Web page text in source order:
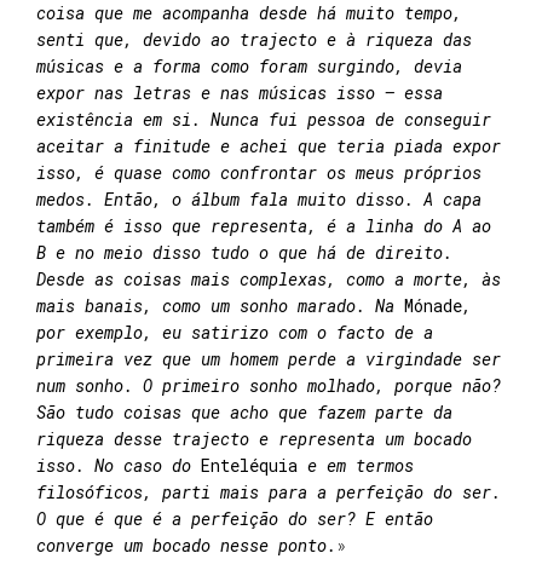
coisa que me acompanha desde há muito tempo,
senti que, devido ao trajecto e à riqueza das
músicas e a forma como foram surgindo, devia
expor nas letras e nas músicas isso – essa
existência em si. Nunca fui pessoa de conseguir
aceitar a finitude e achei que teria piada expor
isso, é quase como confrontar os meus próprios
medos. Então, o álbum fala muito disso. A capa
também é isso que representa, é a linha do A ao
B e no meio disso tudo o que há de direito.
Desde as coisas mais complexas, como a morte, às
mais banais, como um sonho marado. Na Mónade,
por exemplo, eu satirizo com o facto de a
primeira vez que um homem perde a virgindade ser
num sonho. O primeiro sonho molhado, porque não?
São tudo coisas que acho que fazem parte da
riqueza desse trajecto e representa um bocado
isso. No caso do Enteléquia e em termos
filosóficos, parti mais para a perfeição do ser.
O que é que é a perfeição do ser? E então
converge um bocado nesse ponto. »